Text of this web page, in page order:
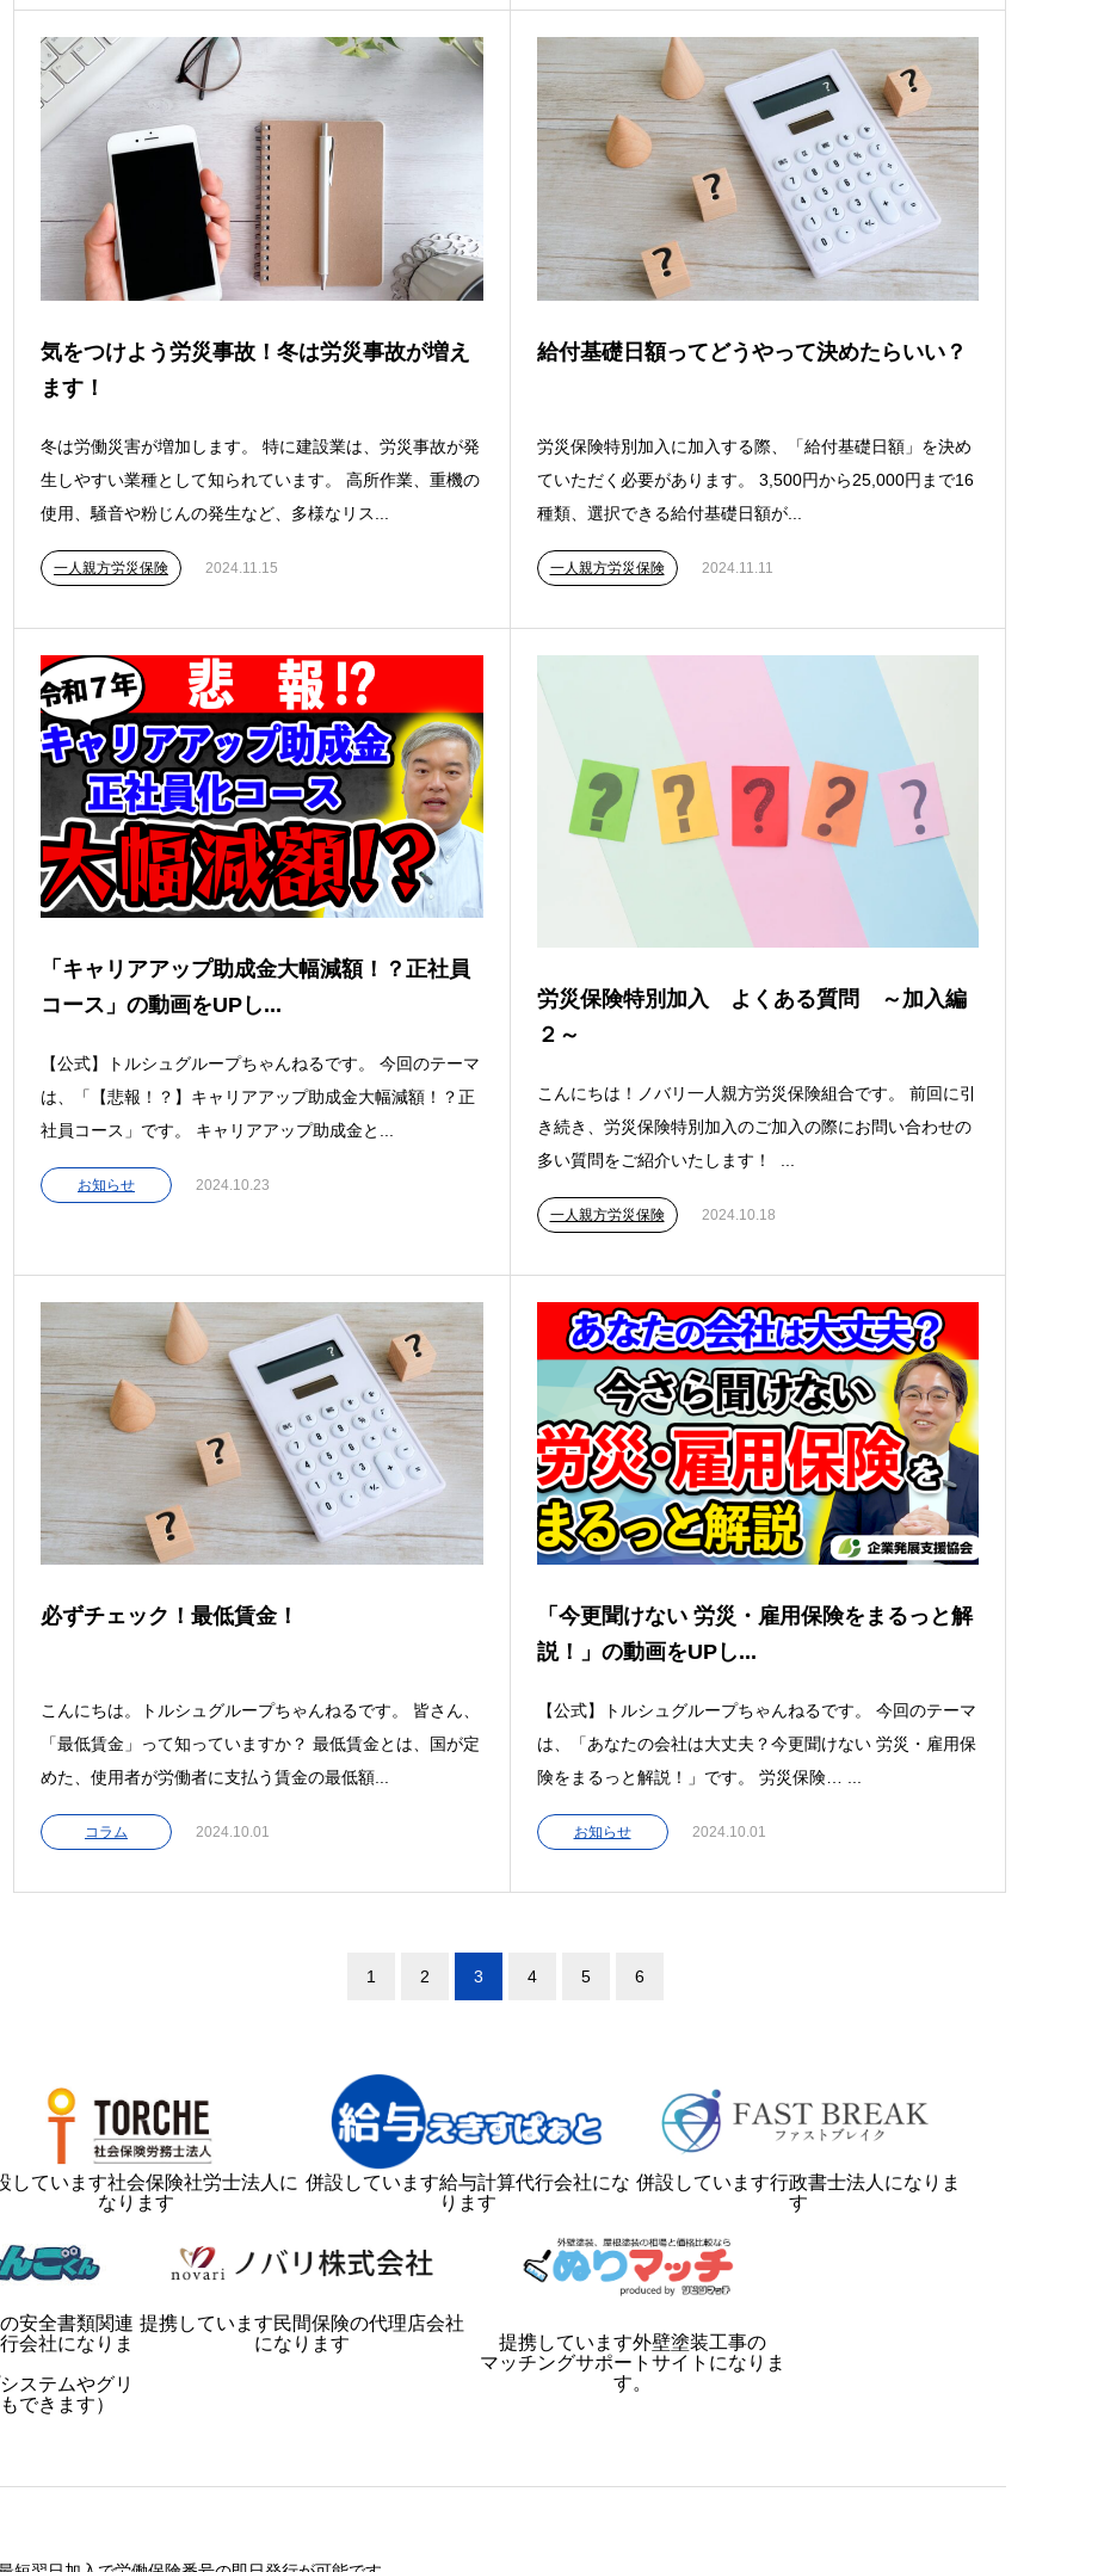
気をつけよう労災事故！冬は労災事故が増え
ます！
冬は労働災害が増加します。 特に建設業は、労災事故が発
生しやすい業種として知られています。 高所作業、重機の
使用、騒音や粉じんの発生など、多様なリス...
一人親方労災保険 2024.11.15
給付基礎日額ってどうやって決めたらいい？
労災保険特別加入に加入する際、「給付基礎日額」を決め
ていただく必要があります。 3,500円から25,000円まで16
種類、選択できる給付基礎日額が...
一人親方労災保険 2024.11.11
「キャリアアップ助成金大幅減額！？正社員
コース」の動画をUPし...
【公式】トルシュグループちゃんねるです。 今回のテーマ
は、「【悲報！？】キャリアアップ助成金大幅減額！？正
社員コース」です。 キャリアアップ助成金と...
お知らせ 2024.10.23
労災保険特別加入 よくある質問 ～加入編
２～
こんにちは！ノバリ一人親方労災保険組合です。 前回に引
き続き、労災保険特別加入のご加入の際にお問い合わせの
多い質問をご紹介いたします！ ...
一人親方労災保険 2024.10.18
必ずチェック！最低賃金！
こんにちは。トルシュグループちゃんねるです。 皆さん、
「最低賃金」って知っていますか？ 最低賃金とは、国が定
めた、使用者が労働者に支払う賃金の最低額...
コラム 2024.10.01
「今更聞けない 労災・雇用保険をまるっと解
説！」の動画をUPし...
【公式】トルシュグループちゃんねるです。 今回のテーマ
は、「あなたの会社は大丈夫？今更聞けない 労災・雇用保
険をまるっと解説！」です。 労災保険… ...
お知らせ 2024.10.01
1 2 3 4 5 6
しています社会保険社労士法人に
なります
併設しています給与計算代行会社にな
ります
併設しています行政書士法人になりま
す
安全書類関連
会社になりま
ステムやグリ
できます）
提携しています民間保険の代理店会社
になります
提携しています外壁塗装工事の
マッチングサポートサイトになりま
す。